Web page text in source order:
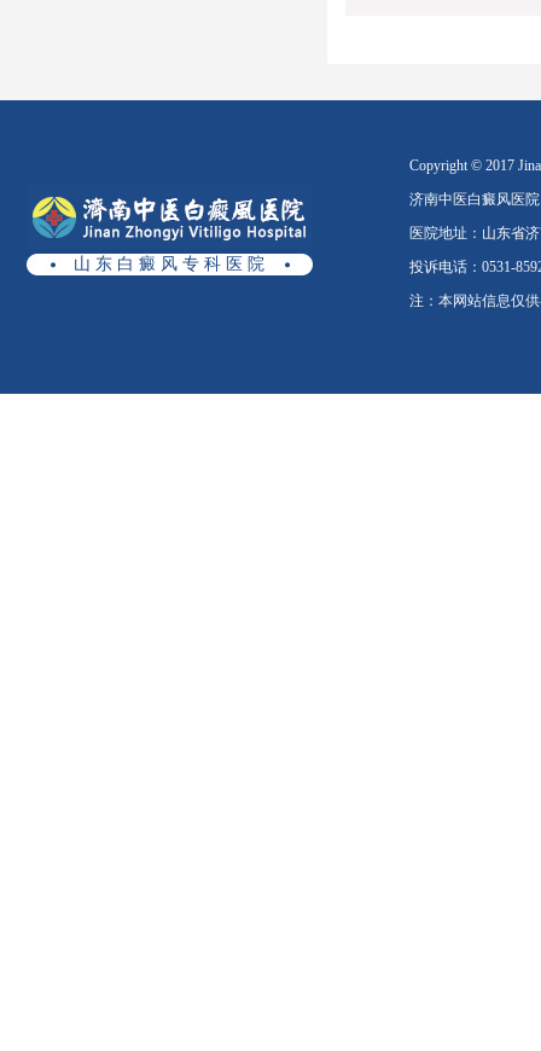
山 东 白 癜 风 专 科 医 院
Copyright © 2017
济南中医白癜风医
医院地址：山东省
投诉电话：0531-
注：本网站信息仅